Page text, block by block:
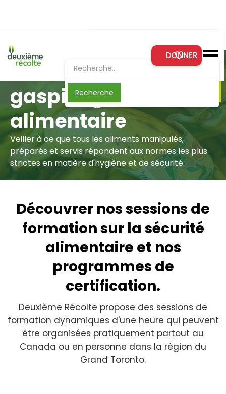
DONNER
Formations à venir
Découvrer les formations gratuites qui
s'offrent à vous ou à votre
En savoir plus
Prévention du
gaspillage
alimentaire
Veiller à ce que tous les aliments manipulés,
préparés et servis répondent aux normes les plus
strictes en matière d'hygiène et de sécurité.
Découvrer nos sessions de
formation sur la sécurité
alimentaire et nos
programmes de
certification.
Deuxième Récolte propose des sessions de
formation dynamiques d'une heure qui peuvent
être organisées pratiquement partout au
Canada ou en personne dans la région du
Grand Toronto.